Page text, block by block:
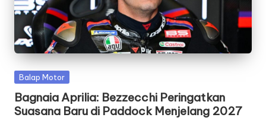
Posted
Balap Motor
Bagnaia Aprilia: Bezzecchi Peringatkan
Suasana Baru di Paddock Menjelang 2027